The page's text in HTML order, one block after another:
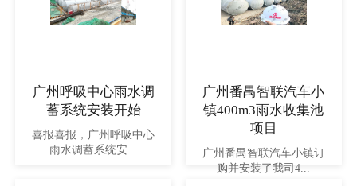
广州呼吸中心雨水调
蓄系统安装开始
喜报喜报，广州呼吸中心
雨水调蓄系统安...
广州番禺智联汽车小
镇400m3雨水收集池
项目
广州番禺智联汽车小镇订
购并安装了我司4...